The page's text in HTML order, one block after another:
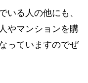
いる人の他にも、
やマンションを購
っていますのでぜ